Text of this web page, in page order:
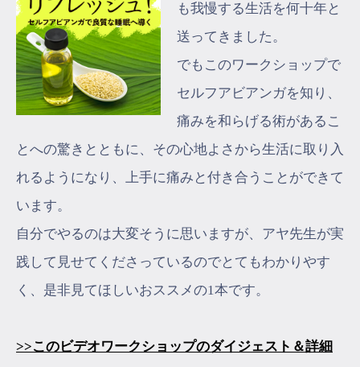
も我慢する生活を何十年と
送ってきました。
でもこのワークショップで
セルフアビアンガを知り、
痛みを和らげる術があるこ
とへの驚きとともに、その心地よさから生活に取り入
れるようになり、上手に痛みと付き合うことができて
います。
自分でやるのは大変そうに思いますが、アヤ先生が実
践して見せてくださっているのでとてもわかりやす
く、是非見てほしいおススメの1本です。
>>このビデオワークショップのダイジェスト＆詳細